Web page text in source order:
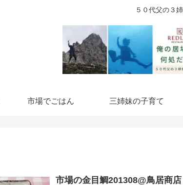
５０代父の３
市場でごはん 三姉妹の子育て
市場の金目鯛201308@鳥居商